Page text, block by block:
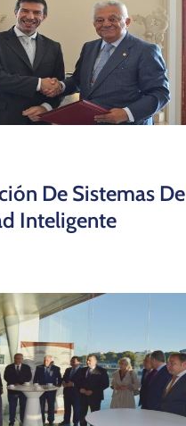
De Sistemas De
Inteligente